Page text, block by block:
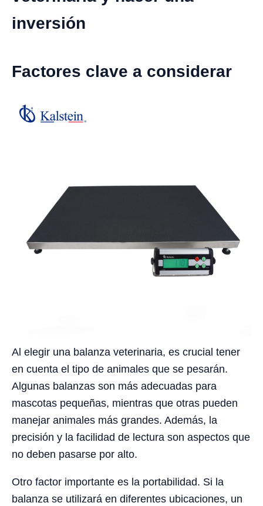
inversión
Factores clave a considerar
Al elegir una balanza veterinaria, es crucial tener
en cuenta el tipo de animales que se pesarán.
Algunas balanzas son más adecuadas para
mascotas pequeñas, mientras que otras pueden
manejar animales más grandes. Además, la
precisión y la facilidad de lectura son aspectos que
no deben pasarse por alto.
Otro factor importante es la portabilidad. Si la
balanza se utilizará en diferentes ubicaciones, un